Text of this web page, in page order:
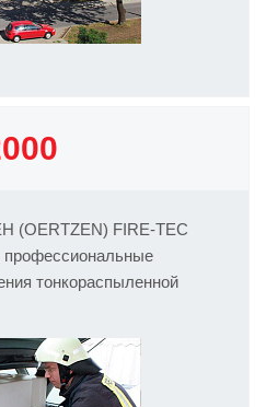
(OERTZEN) FIRE-TEC
профессиональные
тонкораспыленной